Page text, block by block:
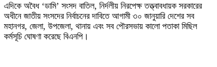
এদিকে অবৈধ ‘ডামি’ সংসদ বাতিল, নির্দলীয় নিরপেক্ষ তত্ত্বাবধায়ক সরকারের
অধীনে জাতীয় সংসদের নির্বাচনের দাবিতে আগামী ৩০ জানুয়ারি দেশের সব
মহানগর, জেলা, উপজেলা, থানায় এবং সব পৌরসভায় কালো পতাকা মিছিল
কর্মসূচি ঘোষণা করেছে বিএনপি।